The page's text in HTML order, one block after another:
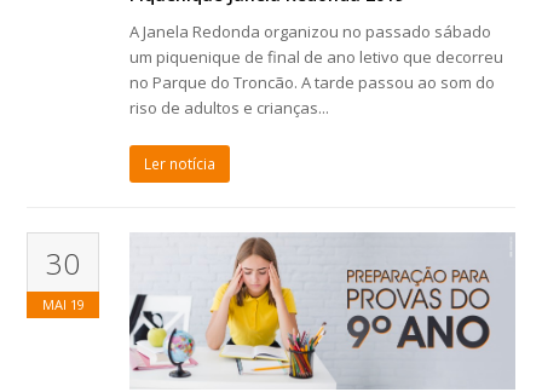
A Janela Redonda organizou no passado sábado
um piquenique de final de ano letivo que decorreu
no Parque do Troncão. A tarde passou ao som do
riso de adultos e crianças...
Ler notícia
30
MAI 19